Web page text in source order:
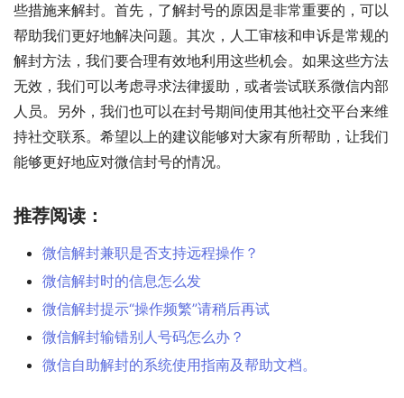
些措施来解封。首先，了解封号的原因是非常重要的，可以
帮助我们更好地解决问题。其次，人工审核和申诉是常规的
解封方法，我们要合理有效地利用这些机会。如果这些方法
无效，我们可以考虑寻求法律援助，或者尝试联系微信内部
人员。另外，我们也可以在封号期间使用其他社交平台来维
持社交联系。希望以上的建议能够对大家有所帮助，让我们
能够更好地应对微信封号的情况。
推荐阅读：
微信解封兼职是否支持远程操作？
微信解封时的信息怎么发
微信解封提示“操作频繁”请稍后再试
微信解封输错别人号码怎么办？
微信自助解封的系统使用指南及帮助文档。